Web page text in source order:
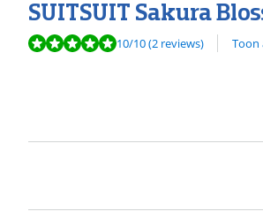
SUITSUIT Sakura
Beoordeling is 10 van de 10, gebaseerd op 2
10/10(2 reviews) Toon